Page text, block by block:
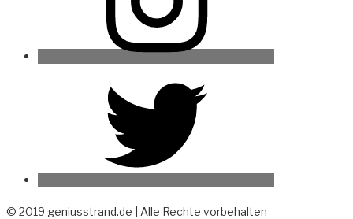
© 2019 geniusstrand.de | Alle Rechte vorbehalten